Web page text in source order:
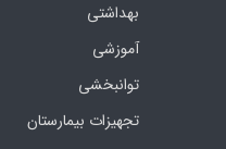
بهداشتی
آموزشی
توانبخشی
تجهیزات بیمارستان